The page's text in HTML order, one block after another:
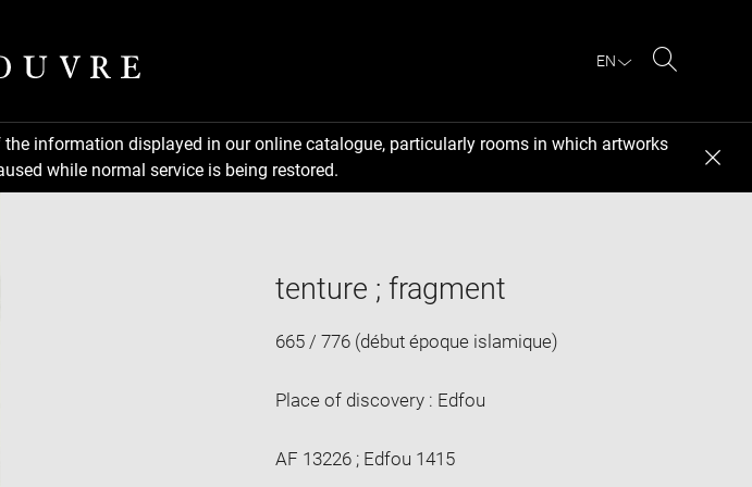
EN
information displayed in our online catalogue, particularly rooms in which artworks
while normal service is being restored.
tenture ; fragment
665 / 776 (début époque islamique)
Place of discovery : Edfou
AF 13226 ; Edfou 1415